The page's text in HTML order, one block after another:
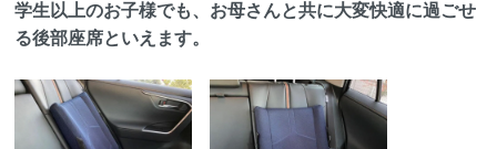
学生以上のお子様でも、お母さんと共に大変快適に過ごせ
る後部座席といえます。